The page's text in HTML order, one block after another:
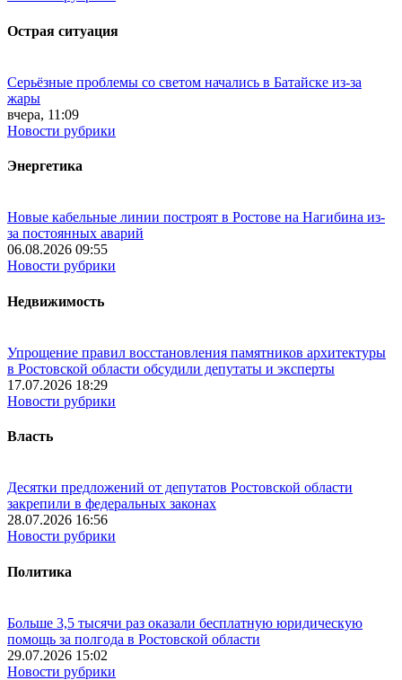
Острая ситуация
Серьёзные проблемы со светом начались в Батайске из-за
жары
вчера, 11:09
Новости рубрики
Энергетика
Новые кабельные линии построят в Ростове на Нагибина из-
за постоянных аварий
06.08.2026 09:55
Новости рубрики
Недвижимость
Упрощение правил восстановления памятников архитектуры
в Ростовской области обсудили депутаты и эксперты
17.07.2026 18:29
Новости рубрики
Власть
Десятки предложений от депутатов Ростовской области
закрепили в федеральных законах
28.07.2026 16:56
Новости рубрики
Политика
Больше 3,5 тысячи раз оказали бесплатную юридическую
помощь за полгода в Ростовской области
29.07.2026 15:02
Новости рубрики